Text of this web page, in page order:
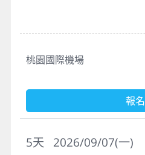
桃園國際機場
報名
2026/09/07(一)
5天